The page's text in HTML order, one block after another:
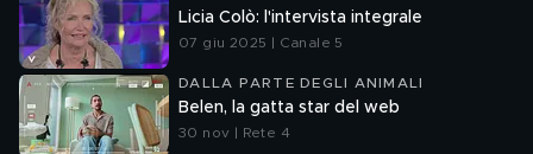
Licia Colò: l'intervista integrale
07 giu 2025 | Canale 5
DALLA PARTE DEGLI ANIMALI
Belen, la gatta star del web
30 nov | Rete 4